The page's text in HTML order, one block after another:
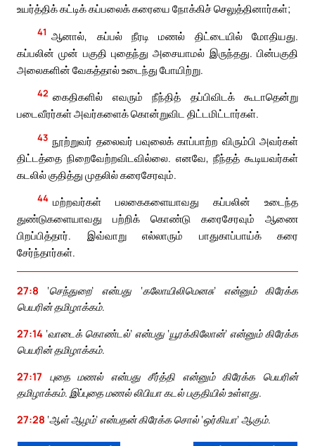
உயர்த்திக் கட்டிக் கப்பலைக் கரையை நோக்கிச் செலுத்தினார்கள்;
41 ஆனால், கப்பல் நீரடி மணல் திட்டையில் மோதியது.
கப்பலின் முன் பகுதி புதைந்து அசையாமல் இருந்தது. பின்பகுதி
அலைகளின் வேகத்தால் உடைந்து போயிற்று.
42 கைதிகளில் எவரும் நீந்தித் தப்பிவிடக் கூடாதென்று
படைவீரர்கள் அவர்களைக் கொன்றுவிட திட்டமிட்டார்கள்.
43 நூற்றுவர் தலைவர் பவுலைக் காப்பாற்ற விரும்பி அவர்கள்
திட்டத்தை நிறைவேற்றவிடவில்லை. எனவே, நீந்தத் கூடியவர்கள்
கடலில் குதித்து முதலில் கரைசேரவும்.
44 மற்றவர்கள் பலகைகளையாவது கப்பலின் உடைந்த
துண்டுகளையாவது பற்றிக் கொண்டு கரைசேரவும் ஆணை
பிறப்பித்தார். இவ்வாறு எல்லாரும் பாதுகாப்பாய்க் கரை
சேர்ந்தார்கள்.
27:8
‘செந்துறை’ என்பது ‘கலோயிலிமெனசு’ என்னும் கிரேக்க
பெயரின் தமிழாக்கம்.
27:14 ‘வாடைக் கொண்டல்’ என்பது ‘யூரக்கிலோன்’ என்னும் கிரேக்க
பெயரின் தமிழாக்கம்.
27:17 புதை மணல் என்பது சீர்த்தி என்னும் கிரேக்க பெயரின்
தமிழாக்கம். இப்புதை மணல் லிபியா கடல் பகுதியில் உள்ளது.
27:28 ‘ஆள் ஆழம்’ என்பதன் கிரேக்க சொல் ‘ஒர்கியா’ ஆகும்.